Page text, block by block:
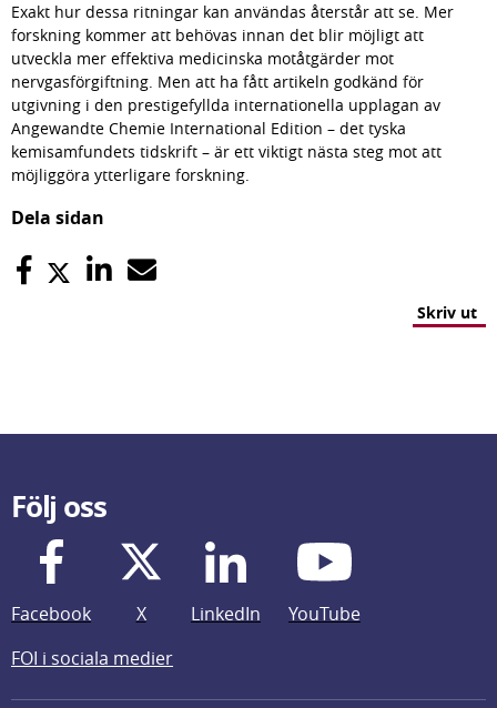
Exakt hur dessa ritningar kan användas återstår att se. Mer
forskning kommer att behövas innan det blir möjligt att
utveckla mer effektiva medicinska motåtgärder mot
nervgasförgiftning. Men att ha fått artikeln godkänd för
utgivning i den prestigefyllda internationella upplagan av
Angewandte Chemie International Edition – det tyska
kemisamfundets tidskrift – är ett viktigt nästa steg mot att
möjliggöra ytterligare forskning.
Dela sidan
Skriv ut
Följ oss
Facebook X LinkedIn
YouTube
FOI i sociala medier